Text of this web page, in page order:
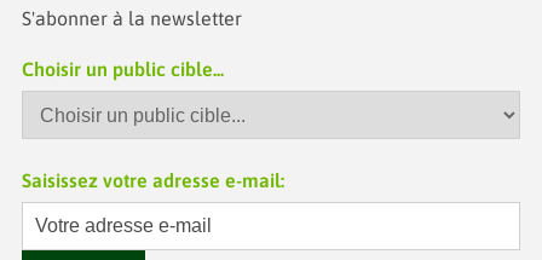
S'abonner à la newsletter
Choisir un public cible...
Saisissez votre adresse e-mail: